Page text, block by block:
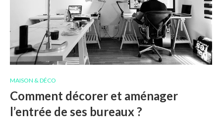
MAISON & DÉCO
Comment décorer et aménager
l’entrée de ses bureaux ?